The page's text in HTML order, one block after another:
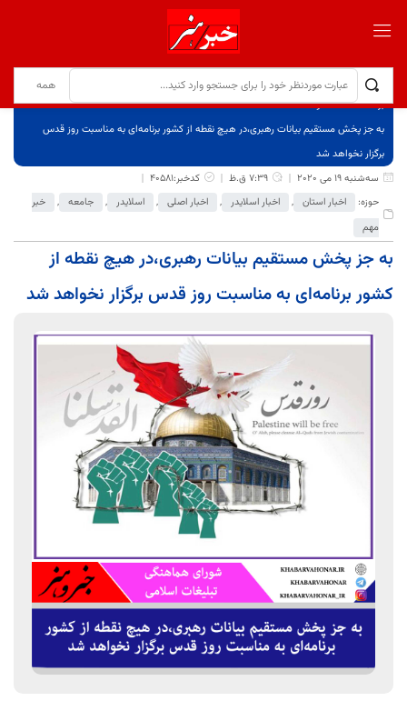
برگ نخست
نوشته‌ها
به جز پخش مستقیم بیانات رهبری،در هیچ‌ نقطه از کشور برنامه‌ای به مناسبت روز قدس
برگزار نخواهد شد
سه‌شنبه 19 می 2020
7:39 ق.ظ
کدخبر:40581
حوزه:
اخبار استان , اخبار اسلایدر , اخبار اصلی , اسلایدر , جامعه ,
خبر
مهم
به جز پخش مستقیم بیانات رهبری،در هیچ‌ نقطه از
کشور برنامه‌ای به مناسبت روز قدس برگزار نخواهد شد